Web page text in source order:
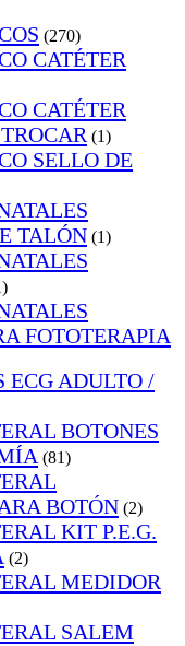
(270)
CATÉTER
CATÉTER
(1)
SELLO DE
TALÓN (1)
FOTOTERAPIA
ECG ADULTO /
BOTONES
(81)
BOTÓN (2)
KIT P.E.G.
(2)
MEDIDOR
SALEM